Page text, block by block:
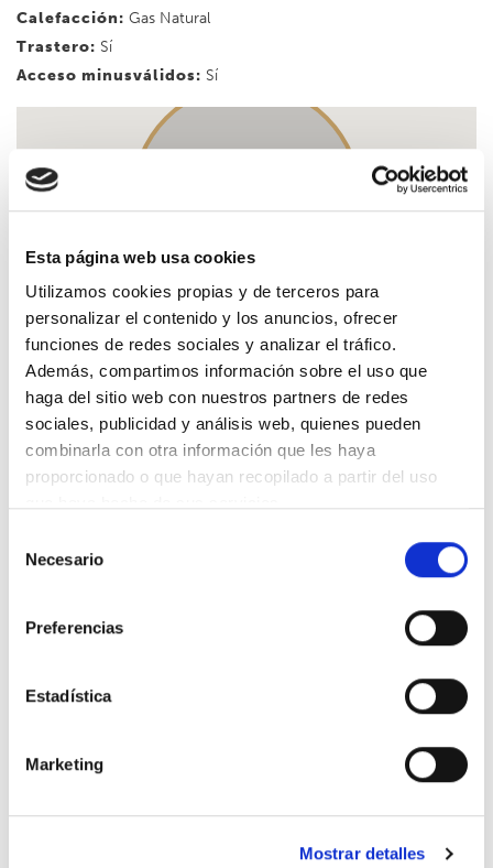
Esta página web usa cookies
Utilizamos cookies propias y de terceros para
personalizar el contenido y los anuncios, ofrecer
funciones de redes sociales y analizar el tráfico.
Además, compartimos información sobre el uso que
haga del sitio web con nuestros partners de redes
sociales, publicidad y análisis web, quienes pueden
combinarla con otra información que les haya
proporcionado o que hayan recopilado a partir del uso
Necesario
Preferencias
Estadística
Marketing
Mostrar detalles
Calefacción: Gas Natural
Trastero: Sí
Acceso minusválidos: Sí
INMUEBLES SIMILARES
LOS CASTROS - CASTRILLÓN - EIRÍS, A CORUÑA - 15009
325.000 €